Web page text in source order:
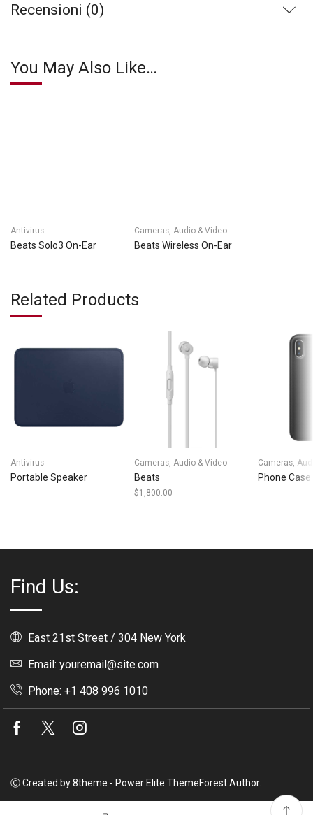
Recensioni (0)
You May Also Like…
Antivirus
Beats Solo3 On-Ear
Cameras, Audio & Video
Beats Wireless On-Ear
Related Products
Antivirus
Portable Speaker
Cameras, Audio & Video
Beats
$1,800.00
Cameras,
Phone Case
Find Us:
East 21st Street / 304 New York
Email: youremail@site.com
Phone: +1 408 996 1010
Facebook
Twitter
Ⓒ Created by 8theme - Power Elite ThemeForest Author.